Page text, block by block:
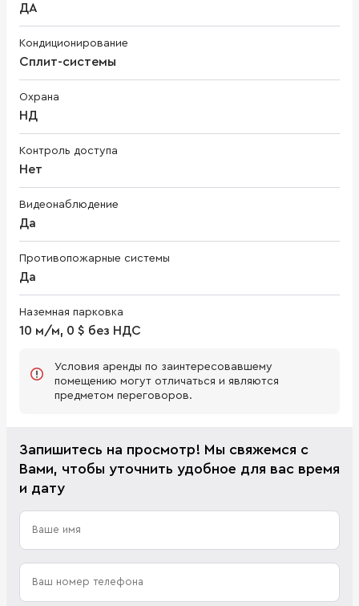
ДА
Кондиционирование
Сплит-системы
Охрана
НД
Контроль доступа
Нет
Видеонаблюдение
Да
Противопожарные системы
Да
Наземная парковка
10 м/м, 0 $ без НДС
Условия аренды по заинтересовавшему
помещению могут отличаться и являются
предметом переговоров.
Запишитесь на просмотр! Мы свяжемся с
Вами, чтобы уточнить удобное для вас время
и дату